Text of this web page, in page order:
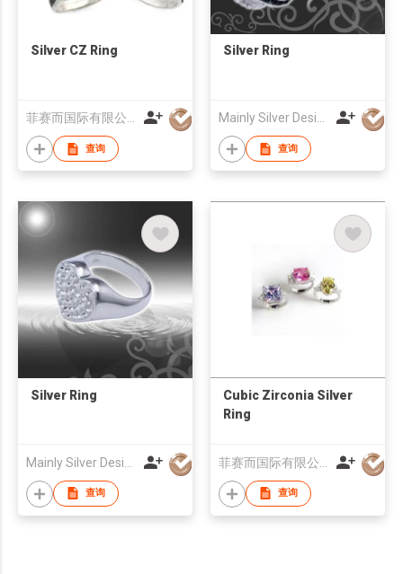
Silver CZ Ring
菲赛而国际有限公司
查询
Silver Ring
Mainly Silver Design Co Ltd
查询
Silver Ring
查询
Cubic Zirconia Silver
Ring
查询